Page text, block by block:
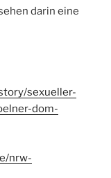
darin eine
sexueller-
dom-
nrw-